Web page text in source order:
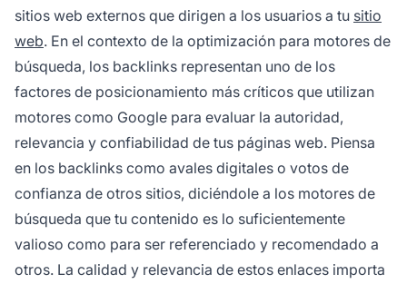
sitios web externos que dirigen a los usuarios a tu sitio
web. En el contexto de la optimización para motores de
búsqueda, los backlinks representan uno de los
factores de posicionamiento más críticos que utilizan
motores como Google para evaluar la autoridad,
relevancia y confiabilidad de tus páginas web. Piensa
en los backlinks como avales digitales o votos de
confianza de otros sitios, diciéndole a los motores de
búsqueda que tu contenido es lo suficientemente
valioso como para ser referenciado y recomendado a
otros. La calidad y relevancia de estos enlaces importa